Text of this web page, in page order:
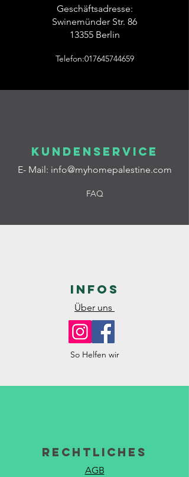
Geschäftsadresse:
Swinemünder Str. 86
13355 Berlin
Telefon:017645744659
Kundenservice
E- Mail: info@myhomepalestine.com
FAQ
Infos
Über uns
So Helfen wir
Rechtliches
AGB